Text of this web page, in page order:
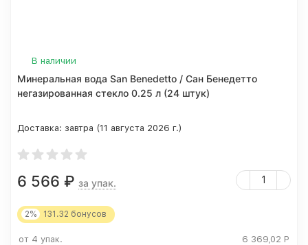
В наличии
Минеральная вода San Benedetto / Сан Бенедетто
негазированная стекло 0.25 л (24 штук)
Доставка: завтра (11 августа 2026 г.)
6 566 ₽ за упак.
2% 131.32 бонусов
от 4 упак. 6 369,02 Р